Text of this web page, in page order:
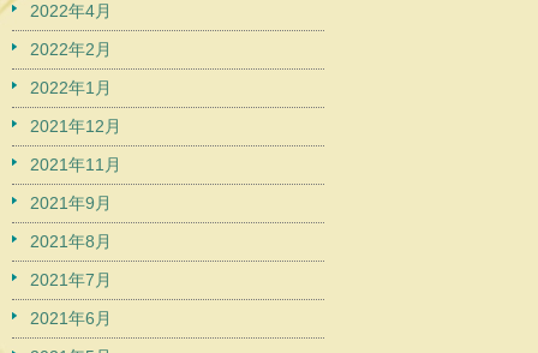
2022年4月
2022年2月
2022年1月
2021年12月
2021年11月
2021年9月
2021年8月
2021年7月
2021年6月